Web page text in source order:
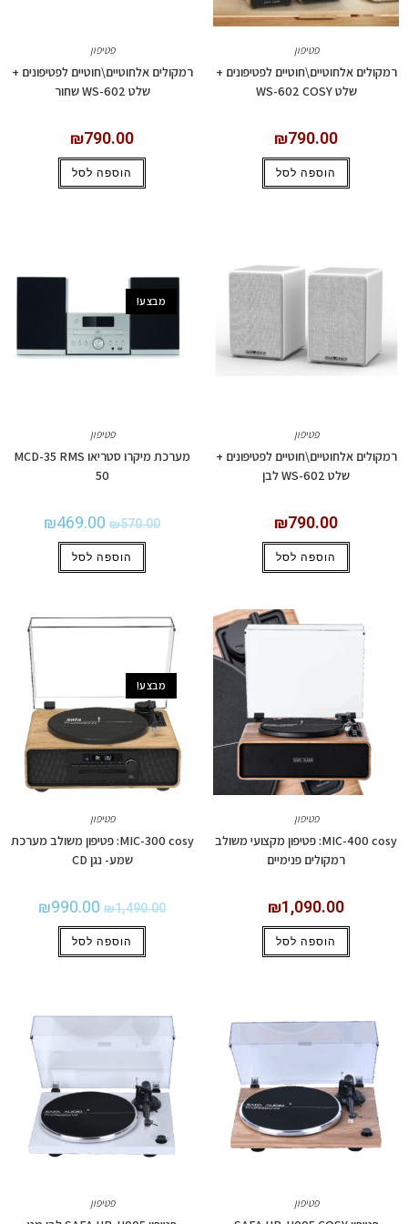
פטיפון
רמקולים אלחוטיים\חוטיים לפטיפונים +
שלט WS-602 COSY
₪790.00
הוספה לסל
פטיפון
רמקולים אלחוטיים\חוטיים לפטיפונים +
שלט WS-602 שחור
₪790.00
הוספה לסל
פטיפון
רמקולים אלחוטיים\חוטיים לפטיפונים +
שלט WS-602 לבן
₪790.00
הוספה לסל
מבצע!
פטיפון
מערכת מיקרו סטריאו MCD-35 RMS
50
₪570.00
₪469.00
הוספה לסל
פטיפון
MIC-400 cosy: פטיפון מקצועי משולב
רמקולים פנימיים
₪1,090.00
הוספה לסל
מבצע!
פטיפון
MIC-300 cosy: פטיפון משולב מערכת
שמע- נגן CD
₪1,490.00
₪990.00
הוספה לסל
פטיפון פטיפון